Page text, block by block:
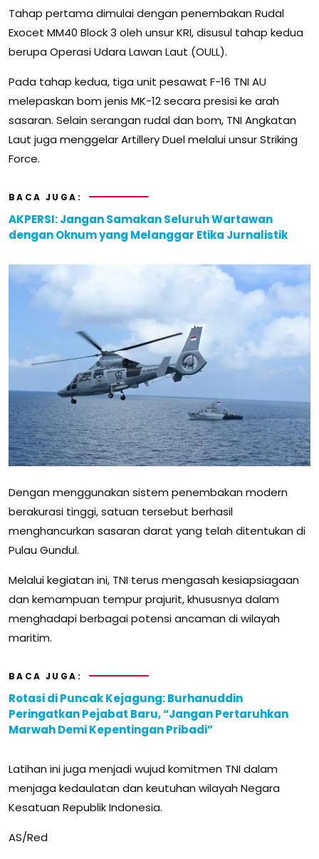
Tahap pertama dimulai dengan penembakan Rudal
Exocet MM40 Block 3 oleh unsur KRI, disusul tahap kedua
berupa Operasi Udara Lawan Laut (OULL).
Pada tahap kedua, tiga unit pesawat F-16 TNI AU
melepaskan bom jenis MK-12 secara presisi ke arah
sasaran. Selain serangan rudal dan bom, TNI Angkatan
Laut juga menggelar Artillery Duel melalui unsur Striking
Force.
BACA JUGA:
AKPERSI: Jangan Samakan Seluruh Wartawan
dengan Oknum yang Melanggar Etika Jurnalistik
Dengan menggunakan sistem penembakan modern
berakurasi tinggi, satuan tersebut berhasil
menghancurkan sasaran darat yang telah ditentukan di
Pulau Gundul.
Melalui kegiatan ini, TNI terus mengasah kesiapsiagaan
dan kemampuan tempur prajurit, khususnya dalam
menghadapi berbagai potensi ancaman di wilayah
maritim.
BACA JUGA:
Rotasi di Puncak Kejagung: Burhanuddin
Peringatkan Pejabat Baru, “Jangan Pertaruhkan
Marwah Demi Kepentingan Pribadi”
Latihan ini juga menjadi wujud komitmen TNI dalam
menjaga kedaulatan dan keutuhan wilayah Negara
Kesatuan Republik Indonesia.
AS/Red